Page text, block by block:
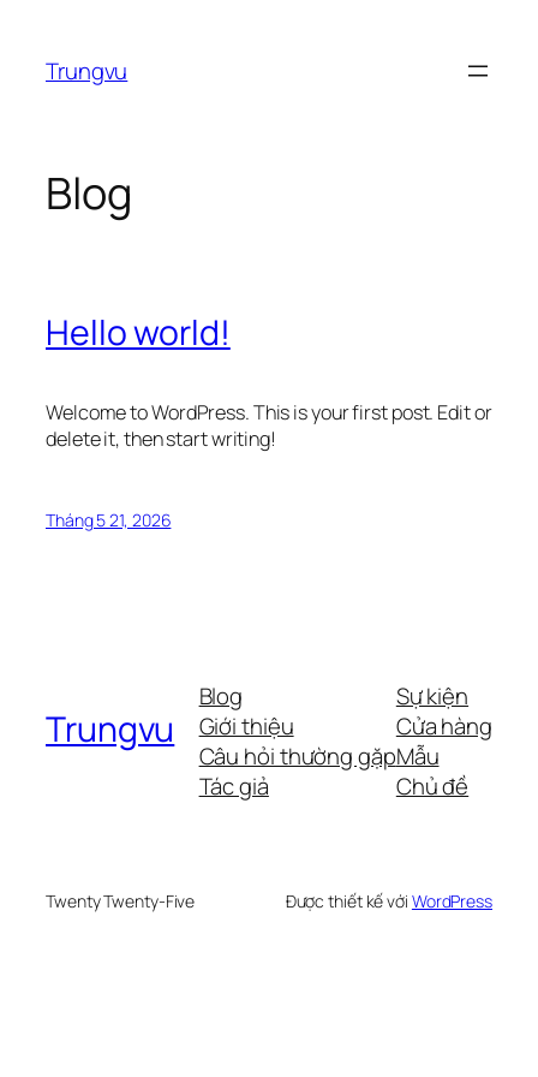
phầnTrungvu
Blog
Hello world!
Welcome to WordPress. This is your first post. Edit or
delete it, then start writing!
Tháng 5 21, 2026
Trungvu
Blog
Giới thiệu
Câu hỏi thường gặp
Tác giả
Sự kiện
Cửa hàng
Mẫu
Chủ đề
Twenty Twenty-Five Được thiết kế với WordPress